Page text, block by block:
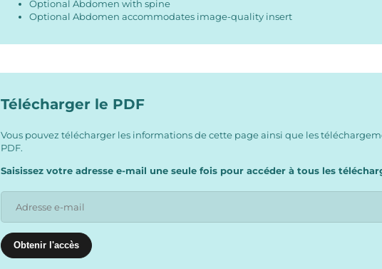
Optional Abdomen with spine
Optional Abdomen accommodates image-quality insert
Télécharger le PDF
Vous pouvez télécharger les informations de cette page ainsi que les
PDF.
Saisissez votre adresse e-mail une seule fois pour accéder à tous les